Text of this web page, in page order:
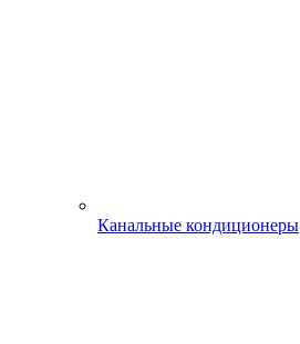
Канальные кондиционеры